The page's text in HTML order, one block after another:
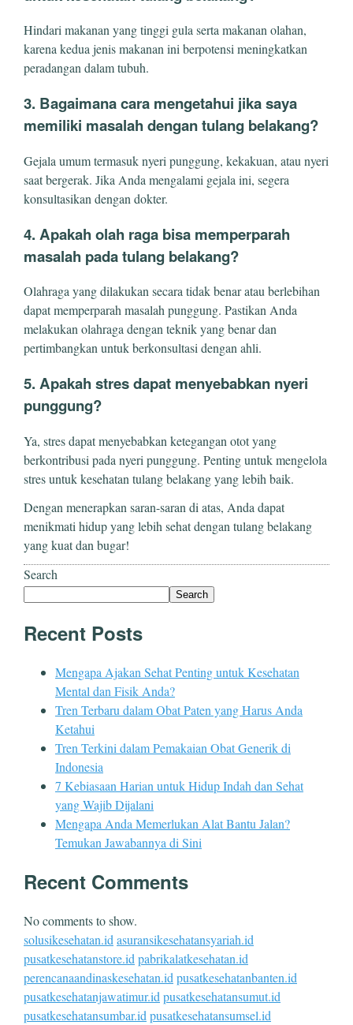
Hindari makanan yang tinggi gula serta makanan olahan,
karena kedua jenis makanan ini berpotensi meningkatkan
peradangan dalam tubuh.
3. Bagaimana cara mengetahui jika saya
memiliki masalah dengan tulang belakang?
Gejala umum termasuk nyeri punggung, kekakuan, atau nyeri
saat bergerak. Jika Anda mengalami gejala ini, segera
konsultasikan dengan dokter.
4. Apakah olah raga bisa memperparah
masalah pada tulang belakang?
Olahraga yang dilakukan secara tidak benar atau berlebihan
dapat memperparah masalah punggung. Pastikan Anda
melakukan olahraga dengan teknik yang benar dan
pertimbangkan untuk berkonsultasi dengan ahli.
5. Apakah stres dapat menyebabkan nyeri
punggung?
Ya, stres dapat menyebabkan ketegangan otot yang
berkontribusi pada nyeri punggung. Penting untuk mengelola
stres untuk kesehatan tulang belakang yang lebih baik.
Dengan menerapkan saran-saran di atas, Anda dapat
menikmati hidup yang lebih sehat dengan tulang belakang
yang kuat dan bugar!
Search
Search
Recent Posts
Mengapa Ajakan Sehat Penting untuk Kesehatan
Mental dan Fisik Anda?
Tren Terbaru dalam Obat Paten yang Harus Anda
Ketahui
Tren Terkini dalam Pemakaian Obat Generik di
Indonesia
7 Kebiasaan Harian untuk Hidup Indah dan Sehat
yang Wajib Dijalani
Mengapa Anda Memerlukan Alat Bantu Jalan?
Temukan Jawabannya di Sini
Recent Comments
No comments to show.
solusikesehatan.idasuransikesehatansyariah.id
pusatkesehatanstore.idpabrikalatkesehatan.id
perencanaandinaskesehatan.idpusatkesehatanbanten.id
pusatkesehatanjawatimur.idpusatkesehatansumut.id
pusatkesehatansumbar.idpusatkesehatansumsel.id